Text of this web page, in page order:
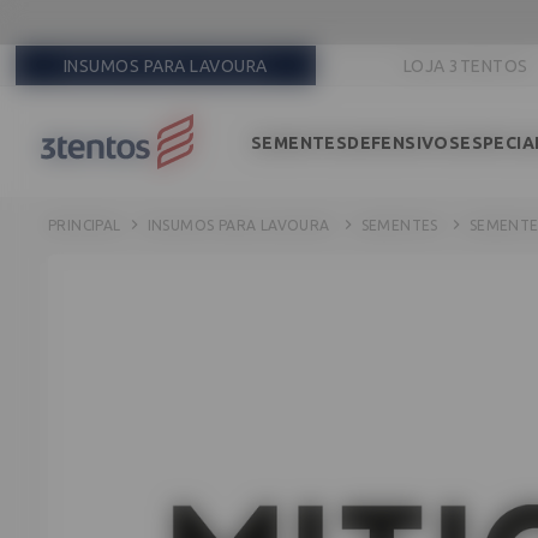
INSUMOS PARA LAVOURA LOJA 3TENTOS
SEMENTESDEFENSIVOS
INSUMOS PARA LAVOURA SEMENTES